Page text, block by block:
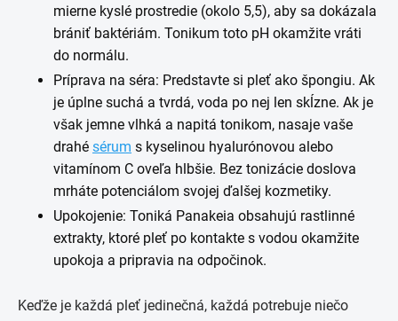
mierne kyslé prostredie (okolo 5,5), aby sa dokázala
brániť baktériám. Tonikum toto pH okamžite vráti
do normálu.
Príprava na séra: Predstavte si pleť ako špongiu. Ak
je úplne suchá a tvrdá, voda po nej len skĺzne. Ak je
však jemne vlhká a napitá tonikom, nasaje vaše
drahé sérum s kyselinou hyalurónovou alebo
vitamínom C oveľa hlbšie. Bez tonizácie doslova
mrháte potenciálom svojej ďalšej kozmetiky.
Upokojenie: Toniká Panakeia obsahujú rastlinné
extrakty, ktoré pleť po kontakte s vodou okamžite
upokoja a pripravia na odpočinok.
Keďže je každá pleť jedinečná, každá potrebuje niečo